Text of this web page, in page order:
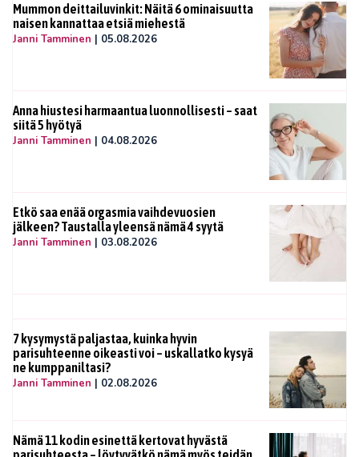
Mummon deittailuvinkit: Näitä 6 ominaisuutta
naisen kannattaa etsiä miehestä
Janni Tamminen | 05.08.2026
Anna hiustesi harmaantua luonnollisesti – saat
siitä 5 hyötyä
Janni Tamminen | 04.08.2026
Etkö saa enää orgasmia vaihdevuosien
jälkeen? Taustalla yleensä nämä 4 syytä
Janni Tamminen | 03.08.2026
7 kysymystä paljastaa, kuinka hyvin
parisuhteenne oikeasti voi – uskallatko kysyä
ne kumppaniltasi?
Janni Tamminen | 02.08.2026
Nämä 11 kodin esinettä kertovat hyvästä